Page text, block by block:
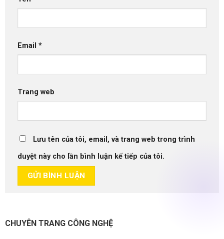
Email *
Trang web
Lưu tên của tôi, email, và trang web trong trình
duyệt này cho lần bình luận kế tiếp của tôi.
CHUYÊN TRANG CÔNG NGHỆ